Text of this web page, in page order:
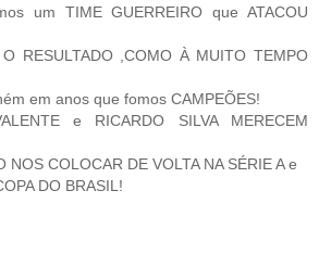
um TIME GUERREIRO que ATACOU
RESULTADO ,COMO À MUITO TEMPO
em anos que fomos CAMPEÕES!
e RICARDO SILVA MERECEM
NOS COLOCAR DE VOLTA NA SÉRIE A e
DO BRASIL!